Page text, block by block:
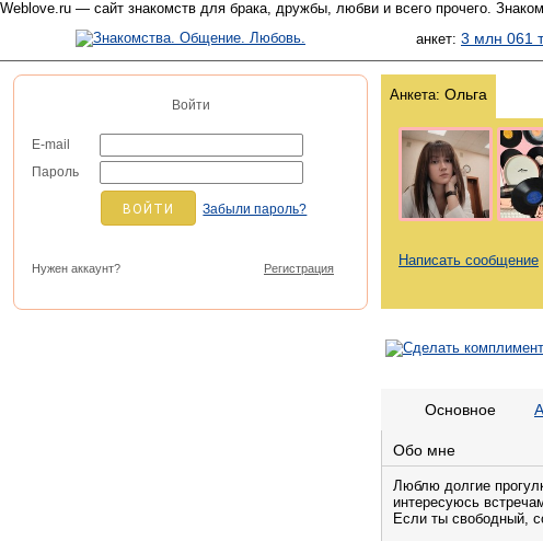
Weblove.ru — сайт знакомств для брака, дружбы, любви и всего прочего.
анкет: 3 млн 061
Войти
E-mail
Пароль
Забыли пароль?
Нужен аккаунт? Регистрация
Анкета: Ольга
Написать сообщение
Основное
Обо мне
Люблю долгие
интересуюсь
Если ты свободный,